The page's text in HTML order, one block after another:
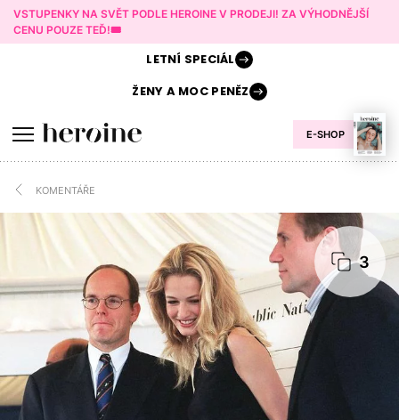
VSTUPENKY NA SVĚT PODLE HEROINE V PRODEJI! ZA VÝHODNĚJŠÍ
CENU POUZE TEĎ!🎟️
E-SHOP
LETNÍ SPECIÁL
ŽENY AMOC PENĚZ
KOMENTÁŘE
3